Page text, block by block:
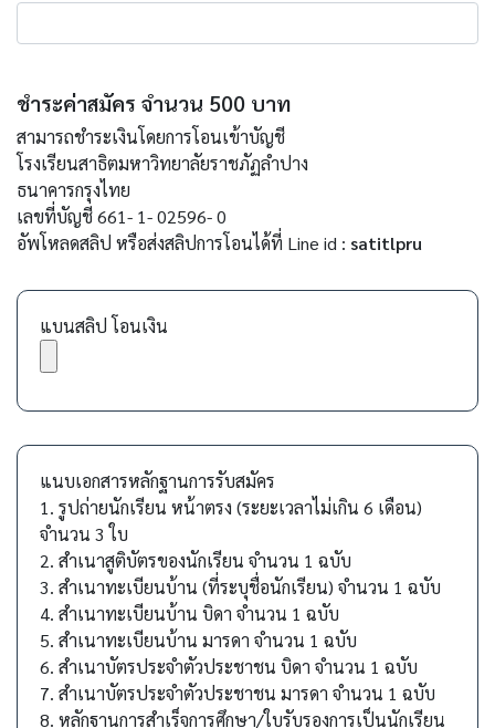
ชำระค่าสมัคร จำนวน 500 บาท
สามารถชำระเงินโดยการโอนเข้าบัญชี
โรงเรียนสาธิตมหาวิทยาลัยราชภัฏลำปาง
ธนาคารกรุงไทย
เลขที่บัญชี 661- 1- 02596- 0
อัพโหลดสลิป หรือส่งสลิปการโอนได้ที่ Line id : satitlpru
แบนสลิป โอนเงิน
แนบเอกสารหลักฐานการรับสมัคร
1. รูปถ่ายนักเรียน หน้าตรง (ระยะเวลาไม่เกิน 6 เดือน)
จำนวน 3 ใบ
2. สำเนาสูติบัตรของนักเรียน จำนวน 1 ฉบับ
3. สำเนาทะเบียนบ้าน (ที่ระบุชื่อนักเรียน) จำนวน 1 ฉบับ
4. สำเนาทะเบียนบ้าน บิดา จำนวน 1 ฉบับ
5. สำเนาทะเบียนบ้าน มารดา จำนวน 1 ฉบับ
6. สำเนาบัตรประจำตัวประชาชน บิดา จำนวน 1 ฉบับ
7. สำเนาบัตรประจำตัวประชาชน มารดา จำนวน 1 ฉบับ
8. หลักฐานการสำเร็จการศึกษา/ใบรับรองการเป็นนักเรียน